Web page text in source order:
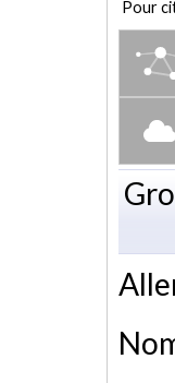
Pour